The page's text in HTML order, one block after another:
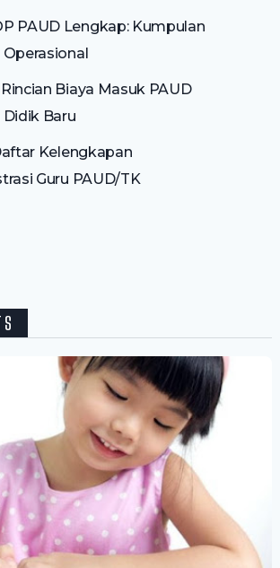
PAUD Lengkap: Kumpulan
Biaya Masuk PAUD
Baru
Kelengkapan
Guru PAUD/TK